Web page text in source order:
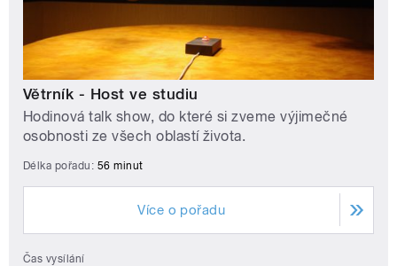
Větrník - Host ve studiu
Hodinová talk show, do které si zveme výjimečné
osobnosti ze všech oblastí života.
Délka pořadu: 56 minut
Více o pořadu
Čas vysílání